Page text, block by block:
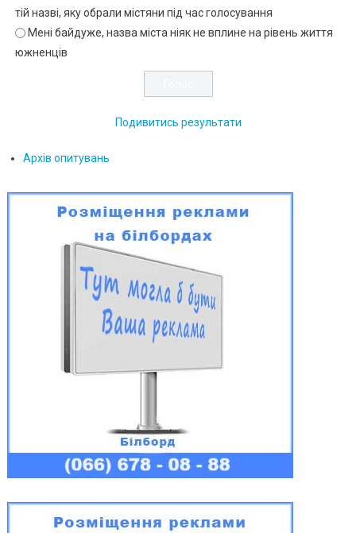
тій назві, яку обрали містяни під час голосування
Мені байдуже, назва міста ніяк не вплине на рівень життя
южненців
Подивитись результати
Архів опитувань